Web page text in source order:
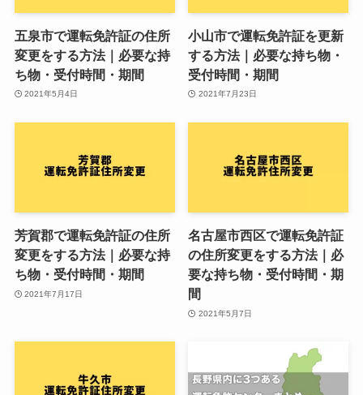
五泉市で運転免許証の住所
変更をする方法｜必要な持
ち物・受付時間・期間
2021年5月4日
小山市で運転免許証を更新
する方法｜必要な持ち物・
受付時間・期間
2021年7月23日
芳賀郡で運転免許証の住所
変更をする方法｜必要な持
ち物・受付時間・期間
2021年7月17日
名古屋市西区で運転免許証
の住所変更をする方法｜必
要な持ち物・受付時間・期
間
2021年5月7日